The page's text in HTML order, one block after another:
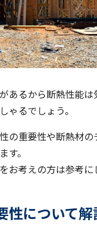
あるから断熱性能
ゃるでしょう。
の重要性や断熱材の
す。
お考えの方は参考に
性について解